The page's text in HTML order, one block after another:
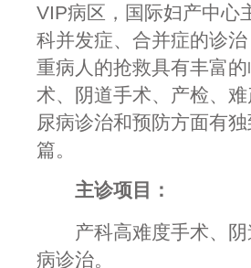
VIP病区，国际妇产中心
科并发症、合并症的诊
重病人的抢救具有丰富
术、阴道手术、产检、
尿病诊治和预防方面有
篇。
主诊项目：
产科高难度手术、阴
病诊治。